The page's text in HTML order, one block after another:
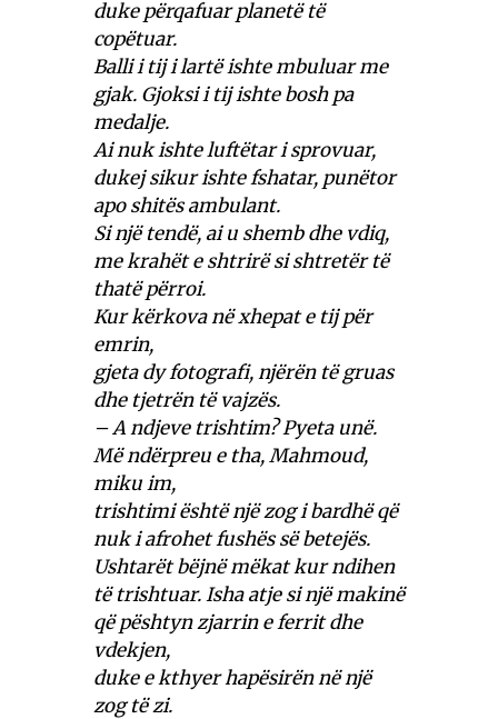
duke përqafuar planetë të
copëtuar.
Balli i tij i lartë ishte mbuluar me
gjak. Gjoksi i tij ishte bosh pa
medalje.
Ai nuk ishte luftëtar i sprovuar,
dukej sikur ishte fshatar, punëtor
apo shitës ambulant.
Si një tendë, ai u shemb dhe vdiq,
me krahët e shtrirë si shtretër të
thatë përroi.
Kur kërkova në xhepat e tij për
emrin,
gjeta dy fotografi, njërën të gruas
dhe tjetrën të vajzës.
– A ndjeve trishtim? Pyeta unë.
Më ndërpreu e tha, Mahmoud,
miku im,
trishtimi është një zog i bardhë që
nuk i afrohet fushës së betejës.
Ushtarët bëjnë mëkat kur ndihen
të trishtuar. Isha ​​atje si një makinë
që pështyn zjarrin e ferrit dhe
vdekjen,
duke e kthyer hapësirën në një
zog të zi.